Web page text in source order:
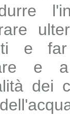
e far
e
dei